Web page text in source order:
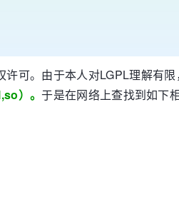
可。由于本人对LGPL理解有
）。于是在网络上查找到如下相